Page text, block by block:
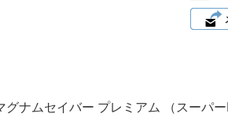
ナムセイバー プレミアム （スーパー